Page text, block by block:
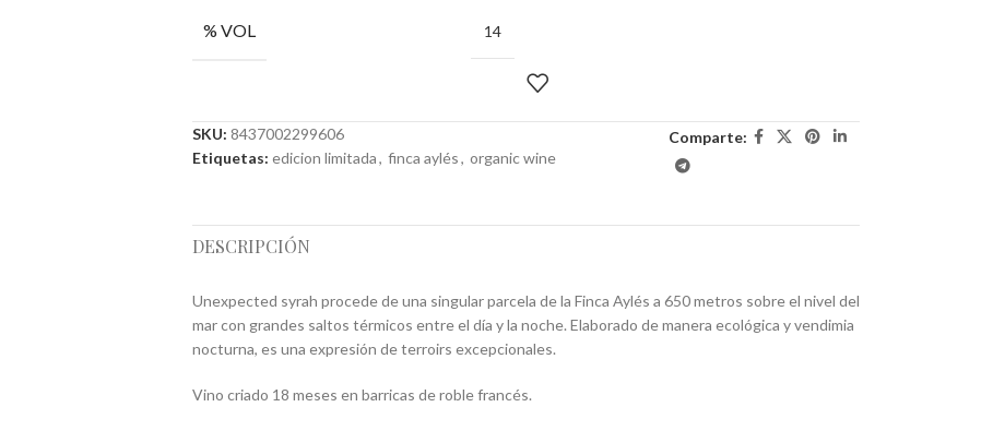
% VOL 14
SKU: 8437002299606
Etiquetas: edicion limitada, finca aylés, organic wine
Comparte:
DESCRIPCIÓN
Unexpected syrah procede de una singular parcela de la Finca Aylés a 650 metros sobre el nivel del
mar con grandes saltos térmicos entre el día y la noche. Elaborado de manera ecológica y vendimia
nocturna, es una expresión de terroirs excepcionales.
Vino criado 18 meses en barricas de roble francés.